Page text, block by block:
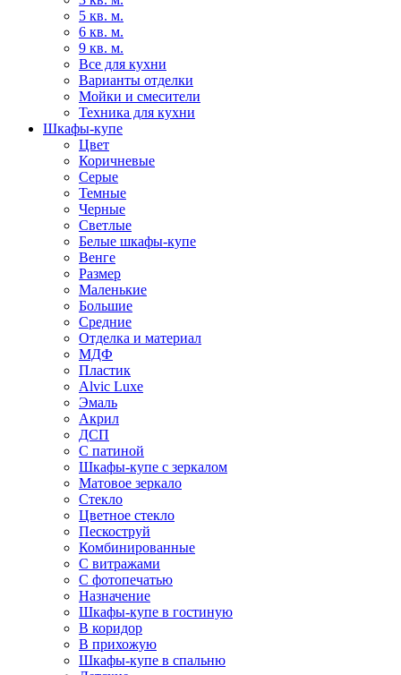
5 кв. м.
6 кв. м.
9 кв. м.
Все для кухни
Варианты отделки
Мойки и смесители
Техника для кухни
Шкафы-купе
Цвет
Коричневые
Серые
Темные
Черные
Светлые
Белые шкафы-купе
Венге
Размер
Маленькие
Большие
Средние
Отделка и материал
МДФ
Пластик
Alvic Luxe
Эмаль
Акрил
ДСП
С патиной
Шкафы-купе с зеркалом
Матовое зеркало
Стекло
Цветное стекло
Пескоструй
Комбинированные
С витражами
С фотопечатью
Назначение
Шкафы-купе в гостиную
В коридор
В прихожую
Шкафы-купе в спальню